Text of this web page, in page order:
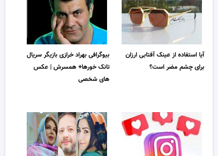
آیا استفاده از عینک آفتابی ارزان
برای چشم مضر است؟
بیوگرافی بهراد خرازی بازیگر سریال
تانک خورها+ همسرش | عکس
های شخصی